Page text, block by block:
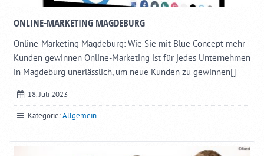
ONLINE-MARKETING MAGDEBURG
Online-Marketing Magdeburg: Wie Sie mit Blue Concept mehr
Kunden gewinnen Online-Marketing ist für jedes Unternehmen
in Magdeburg unerlässlich, um neue Kunden zu gewinnen[]
18. Juli 2023
Kategorie:Allgemein